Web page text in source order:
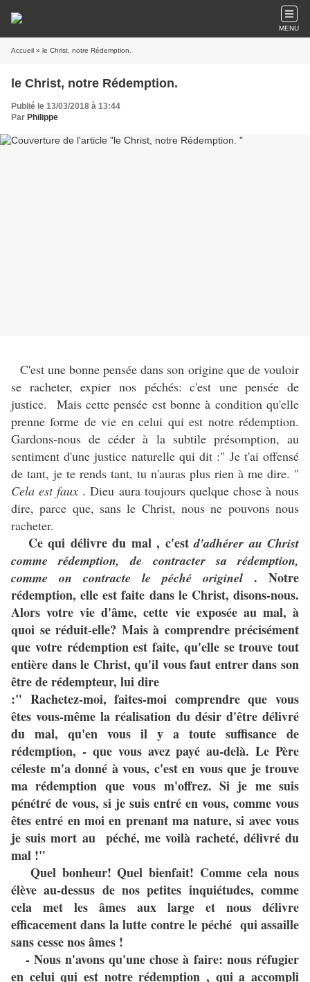
MENU
Accueil » le Christ, notre Rédemption.
le Christ, notre Rédemption.
Publié le 13/03/2018 à 13:44
Par Philippe
C'est une bonne pensée dans son origine que de vouloir
se racheter, expier nos péchés: c'est une pensée de
justice. Mais cette pensée est bonne à condition qu'elle
prenne forme de vie en celui qui est notre rédemption.
Gardons-nous de céder à la subtile présomption, au
sentiment d'une justice naturelle qui dit :" Je t'ai offensé
de tant, je te rends tant, tu n'auras plus rien à me dire. "
Cela est faux . Dieu aura toujours quelque chose à nous
dire, parce que, sans le Christ, nous ne pouvons nous
racheter.
Ce qui délivre du mal , c'estd'adhérer au Christ
comme rédemption, de contracter sa rédemption,
comme on contracte le péché originel . Notre
rédemption, elle est faite dans le Christ, disons-nous.
Alors votre vie d'âme, cette vie exposée au mal, à
quoi se réduit-elle? Mais à comprendre précisément
que votre rédemption est faite, qu'elle se trouve tout
entière dans le Christ, qu'il vous faut entrer dans son
être de rédempteur, lui dire
:" Rachetez-moi, faites-moi comprendre que vous
êtes vous-même la réalisation du désir d'être délivré
du mal, qu'en vous il y a toute suffisance de
rédemption, - que vous avez payé au-delà. Le Père
céleste m'a donné à vous, c'est en vous que je trouve
ma rédemption que vous m'offrez. Si je me suis
pénétré de vous, si je suis entré en vous, comme vous
êtes entré en moi en prenant ma nature, si avec vous
je suis mort au péché, me voilà racheté, délivré du
mal !"
Quel bonheur! Quel bienfait! Comme cela nous
élève au-dessus de nos petites inquiétudes, comme
cela met les âmes aux large et nous délivre
efficacement dans la lutte contre le péché qui assaille
sans cesse nos âmes !
- Nous n'avons qu'une chose à faire: nous réfugier
en celui qui est notre rédemption , qui a accompli